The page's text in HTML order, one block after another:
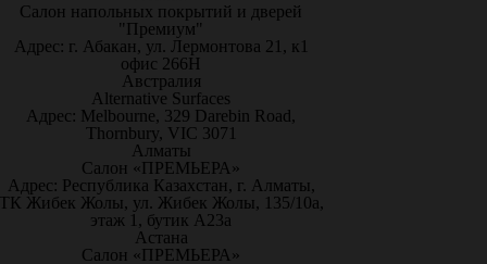
Салон напольных покрытий и дверей
"Премиум"
Адрес: г. Абакан, ул. Лермонтова 21, к1
офис 266Н
Австралия
Alternative Surfaces
Адрес: Melbourne, 329 Darebin Road,
Thornbury, VIC 3071
Алматы
Салон «ПРЕМЬЕРА»
Адрес: Республика Казахстан, г. Алматы,
Жибек Жолы, ул. Жибек Жолы, 135/10а,
этаж 1, бутик А23а
Астана
Салон «ПРЕМЬЕРА»